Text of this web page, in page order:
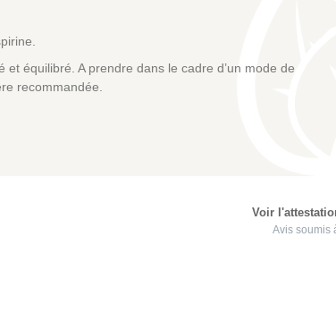
équilibré. A prendre dans le cadre d’un mode de
recommandée.
Voir
Avis soumis